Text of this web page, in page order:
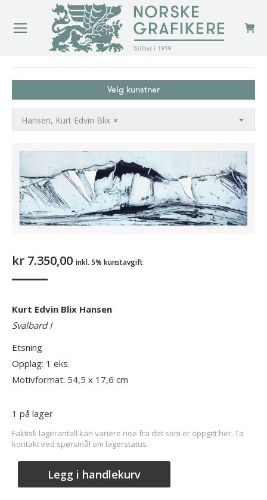
Velg kunstner
×
Hansen, Kurt Edvin Blix
kr 7.350,00 inkl. 5% kunstavgift
Kurt Edvin Blix Hansen
Svalbard I
Etsning
Opplag: 1 eks.
Motivformat: 54,5 x 17,6 cm
1 på lager
Faktisk lagerantall kan variere noe fra det som er oppgitt her. Ta
kontakt ved spørsmål om lagerstatus.
Legg i handlekurv